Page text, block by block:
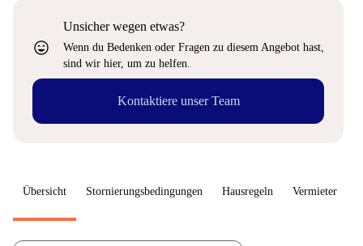
sentiment_very_satisfied
Unsicher wegen etwas?
Wenn du Bedenken oder Fragen zu diesem Angebot hast,
sind wir hier, um zu helfen.
Kontaktiere unser Team
Übersicht Stornierungsbedingungen Hausregeln Vermieter